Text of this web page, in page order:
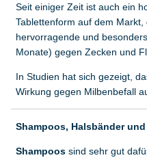
Seit einiger Zeit ist auch ein
Tablettenform auf dem
hervorragende und
Monate) gegen Zecken und
In Studien hat sich gezeigt,
Wirkung gegen Milbenbefall
Shampoos, Halsbänder
Shampoossind sehr gut